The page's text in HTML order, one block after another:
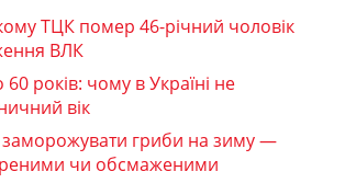
ТЦК помер 46-річний чоловік
ВЛК
60 років: чому в Україні не
вік
гриби на зиму —
чи обсмаженими